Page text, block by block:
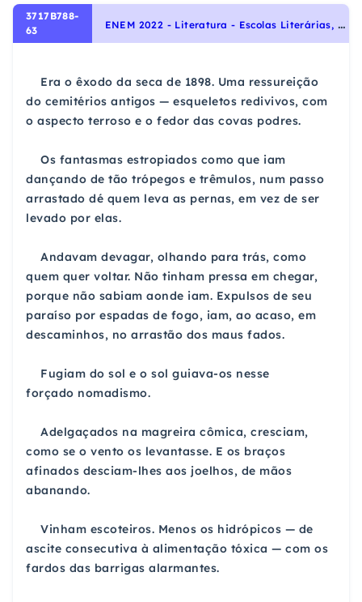
3717B788-
63
E
NEM 2022 - Literatura - Escolas Literárias, Modernismo
Era o êxodo da seca de 1898. Uma ressureição
do cemitérios antigos — esqueletos redivivos, com
o aspecto terroso e o fedor das covas podres.
Os fantasmas estropiados como que iam
dançando de tão trópegos e trêmulos, num passo
arrastado dé quem leva as pernas, em vez de ser
levado por elas.
Andavam devagar, olhando para trás, como
quem quer voltar. Não tinham pressa em chegar,
porque não sabiam aonde iam. Expulsos de seu
paraíso por espadas de fogo, iam, ao acaso, em
descaminhos, no arrastão dos maus fados.
Fugiam do sol e o sol guiava-os nesse
forçado nomadismo.
Adelgaçados na magreira cômica, cresciam,
como se o vento os levantasse. E os braços
afinados desciam-lhes aos joelhos, de mãos
abanando.
Vinham escoteiros. Menos os hidrópicos — de
ascite consecutiva à alimentação tóxica — com os
fardos das barrigas alarmantes.